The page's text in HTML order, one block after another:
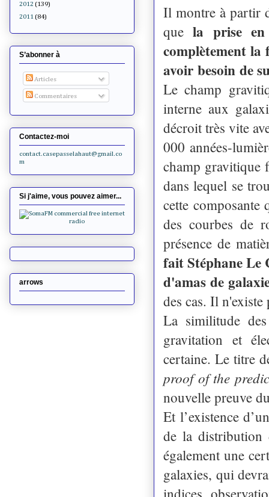
Il montre à partir
quela prise
complètement la
avoir besoin de
Le champ
interne aux
décroit très vite
000 années-
champ gravitique
dans lequel se
cette
des courbes de
présence de
fait Stéphane Le
d'amas de
des cas. Il n'existe
La similitude
gravitation et
certaine. Le titre
proof of the
nouvelle preuve
Et l’existence
de la distribution
également une
galaxies, qui
indices
2012 (139)
2011 (84)
S’abonner à
Articles
Commentaires
Contactez-moi
contact.casepasselahaut@gmail.co
m
Si j'aime, vous pouvez aimer...
arrows